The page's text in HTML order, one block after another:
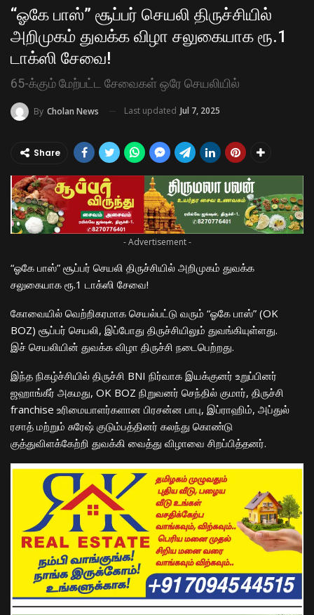
“ஓகே பாஸ்” சூப்பர் செயலி திருச்சியில்
அறிமுகம் துவக்க விழா சலுகையாக ரூ.1
டாக்ஸி சேவை!
65-க்கும் மேற்பட்ட சேவைகள் ஒரே செயலியில்
By Cholan News Last updated Jul 7, 2025
Share
- Advertisement -
“ஓகே பாஸ்” சூப்பர் செயலி திருச்சியில் அறிமுகம் துவக்க
சலுகையாக ரூ.1 டாக்ஸி சேவை!
கோவையில் வெற்றிகரமாக செயல்பட்டு வரும் “ஓகே பாஸ்” (OK
BOZ) சூப்பர் செயலி, இப்போது திருச்சியிலும் துவங்கியுள்ளது.
இச் செயலியின் துவக்க விழா திருச்சி நடைபெற்றது.
இந்த நிகழ்ச்சியில் திருச்சி BNI நிர்வாக இயக்குனர் உறுப்பினர்
ஜஹாங்கீர் அகமது, OK BOZ நிறுவனர் செந்தில் குமார், திருச்சி
franchise உரிமையாளர்களான பிரசன்ன பாபு, இப்ராஹிம், அப்துல்
ரசாத் மற்றும் சுரேஷ் குடும்பத்தினர் கலந்து கொண்டு
குத்துவிளக்கேற்றி துவக்கி வைத்து விழாவை சிறப்பித்தனர்.